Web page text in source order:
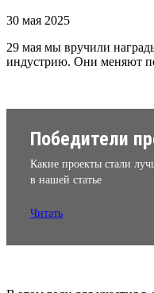
30 мая 2025
29 мая мы вручили
индустрию. Они меняют
Победители
Какие проекты стали
в нашей статье
Читать